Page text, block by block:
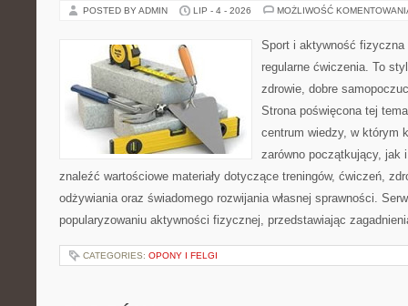
POSTED BY ADMIN LIP - 4 - 2026 MOŻLIWOŚĆ
Sport i aktywność
regularne ćwiczenia. To
zdrowie, dobre
Strona poświęcona tej
centrum wiedzy, w którym
zarówno początkujący, jak
znaleźć wartościowe materiały dotyczące treningów, ćwiczeń,
odżywiania oraz świadomego rozwijania własnej sprawności.
popularyzowaniu aktywności fizycznej, przedstawiając
CATEGORIES: OPONY I FELGI